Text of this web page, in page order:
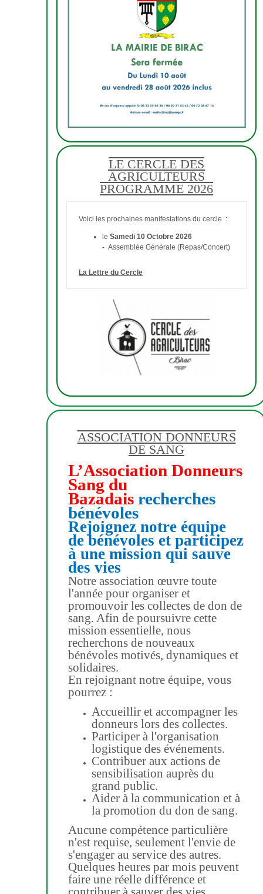
LE CERCLE DES
AGRICULTEURS
PROGRAMME 2026
Voici les prochaines manifestations du cercle :
le Samedi 10 Octobre 2026
- Assemblée Générale (Repas/Concert)
La Lettre du Cercle
ASSOCIATION DONNEURS
DE SANG
L’Association Donneurs
Sang du
Bazadais recherches
bénévoles
Rejoignez notre équipe
de bénévoles et participez
à une mission qui sauve
des vies
Notre association œuvre toute
l'année pour organiser et
promouvoir les collectes de don de
sang. Afin de poursuivre cette
mission essentielle, nous
recherchons de nouveaux
bénévoles motivés, dynamiques et
solidaires.
En rejoignant notre équipe, vous
pourrez :
Accueillir et accompagner les
donneurs lors des collectes.
Participer à l'organisation
logistique des événements.
Contribuer aux actions de
sensibilisation auprès du
grand public.
Aider à la communication et à
la promotion du don de sang.
Aucune compétence particulière
n'est requise, seulement l'envie de
s'engager au service des autres.
Quelques heures par mois peuvent
faire une réelle différence et